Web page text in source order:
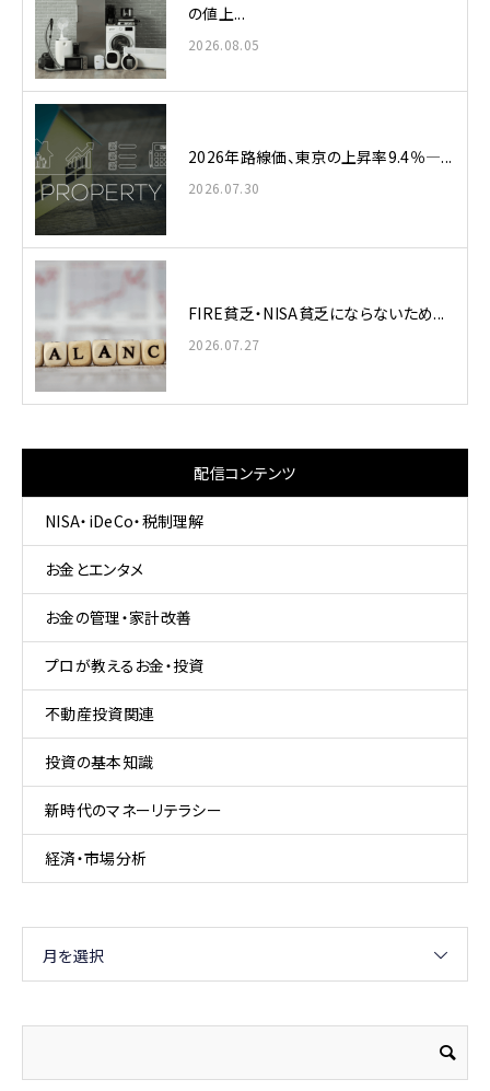
の値上...
2026.08.05
2026年路線価、東京の上昇率9.4％—...
2026.07.30
FIRE貧乏・NISA貧乏にならないため...
2026.07.27
配信コンテンツ
NISA・iDeCo・税制理解
お金とエンタメ
お金の管理・家計改善
プロが教えるお金・投資
不動産投資関連
投資の基本知識
新時代のマネーリテラシー
経済・市場分析
月を選択